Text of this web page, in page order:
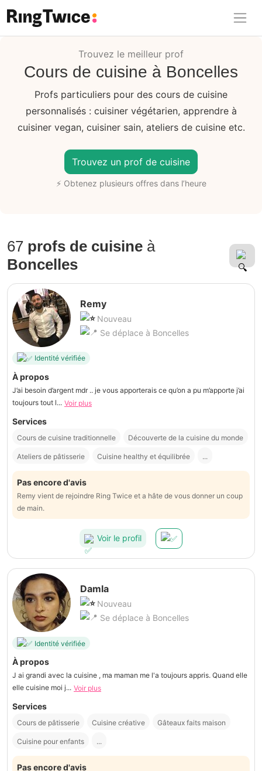
Ring Twice
Trouvez le meilleur prof
Cours de cuisine à Boncelles
Profs particuliers pour des cours de cuisine
personnalisés : cuisiner végétarien, apprendre à
cuisiner vegan, cuisiner sain, ateliers de cuisine etc.
Trouvez un prof de cuisine
⚡ Obtenez plusieurs offres dans l’heure
67 profs de cuisine à
Boncelles
Remy
Nouveau
Se déplace à Boncelles
Identité vérifiée
À propos
J’ai besoin d’argent mdr .. je vous apporterais ce qu’on a pu m’apporte j’ai
toujours tout l... Voir plus
Services
Cours de cuisine traditionnelle Découverte de la cuisine du monde
Ateliers de pâtisserie Cuisine healthy et équilibrée ...
Pas encore d'avis
Remy vient de rejoindre Ring Twice et a hâte de vous donner un coup
de main.
Voir le profil
Damla
Nouveau
Se déplace à Boncelles
Identité vérifiée
À propos
J ai grandi avec la cuisine , ma maman me l'a toujours appris. Quand elle
elle cuisine moi j... Voir plus
Services
Cours de pâtisserie Cuisine créative Gâteaux faits maison
Cuisine pour enfants ...
Pas encore d'avis